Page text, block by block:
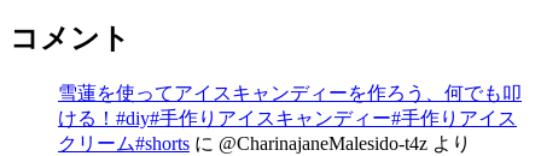
コメント
雪蓮を使ってアイスキャンディーを作ろう、何でも叩
ける！#diy#手作りアイスキャンディー#手作りアイス
クリーム#shorts に @CharinajaneMalesido-t4z より